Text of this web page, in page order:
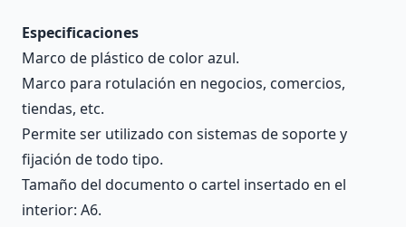
Especificaciones
Marco de plástico de color azul.
Marco para rotulación en negocios, comercios,
tiendas, etc.
Permite ser utilizado con sistemas de soporte y
fijación de todo tipo.
Tamaño del documento o cartel insertado en el
interior: A6.